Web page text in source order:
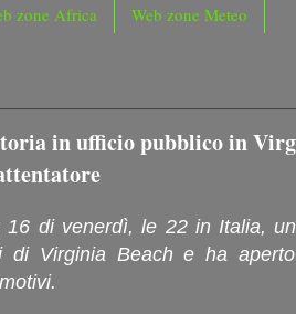
zone Africa Web zone Meteo
in ufficio pubblico in
16 di venerdì, le 22 in Italia,
di Virginia Beach e ha